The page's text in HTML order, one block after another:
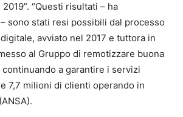
“Questi risultati – ha
sono stati resi possibili dal processo
avviato nel 2017 e tuttora in
al Gruppo di remotizzare buona
a garantire i servizi
7,7 milioni di clienti operando in